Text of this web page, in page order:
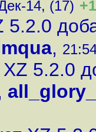
14, (17) +1
5.2.0
,
XZ 5.2.0